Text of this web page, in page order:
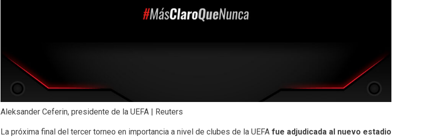
Aleksander Ceferin, presidente de la UEFA | Reuters
La próxima final del tercer torneo en importancia a nivel de clubes de la UEFA fue adjudicada al nuevo estadio